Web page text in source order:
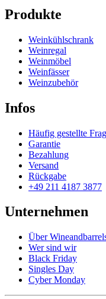
Produkte
Weinkühlschrank
Weinregal
Weinmöbel
Weinfässer
Weinzubehör
Infos
Häufig gestellte
Garantie
Bezahlung
Versand
Rückgabe
+49 211 4187 3877
Unternehmen
Über
Wer sind wir
Black Friday
Singles Day
Cyber Monday